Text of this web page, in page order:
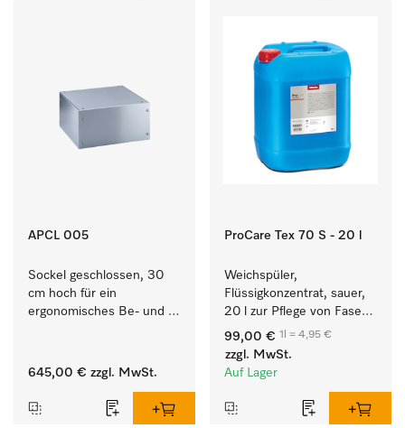
APCL 005
Sockel geschlossen, 30
cm hoch für ein
ergonomisches Be- und
Trockner.
645,00 € zzgl. MwSt.
ProCare Tex 70 S - 20 l
Weichspüler,
Flüssigkonzentrat, sauer,
20 l zur Pflege von Fasern
für eine langfristige
Geschmeidigkeit der
Textilien.
99,00 € 1l = 4,95 €
zzgl. MwSt.
Auf Lager